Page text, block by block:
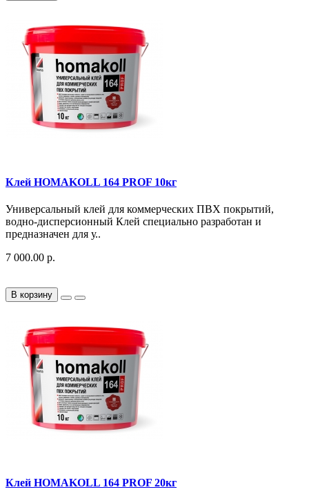
Клей HOMAKOLL 164 PROF 10кг
Универсальный клей для коммерческих ПВХ покрытий,
водно-дисперсионный Клей специально разработан и
предназначен для у..
7 000.00 р.
В корзину
Клей HOMAKOLL 164 PROF 20кг